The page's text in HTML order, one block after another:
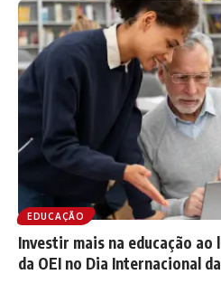
EDUCAÇÃO
Investir mais na educação ao
da OEI no Dia Internacional